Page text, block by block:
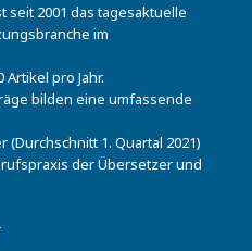
seit 2001 das tagesaktuelle
im
pro Jahr.
bilden eine umfassende
(Durchschnitt 1. Quartal 2021)
der Übersetzer und